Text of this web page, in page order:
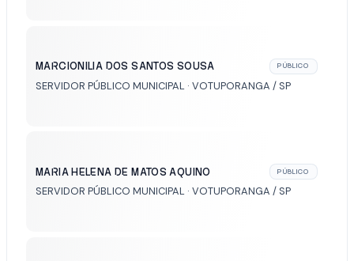
MARCIONILIA DOS SANTOS SOUSA PÚBLICO
SERVIDOR PÚBLICO MUNICIPAL · VOTUPORANGA / SP
MARIA HELENA DE MATOS AQUINO PÚBLICO
SERVIDOR PÚBLICO MUNICIPAL · VOTUPORANGA / SP